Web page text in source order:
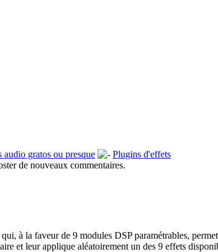
gratos ou presque
Plugins d'effets
de nouveaux commentaires.
à la faveur de 9 modules DSP paramétrables,
et leur applique aléatoirement un des 9 effets